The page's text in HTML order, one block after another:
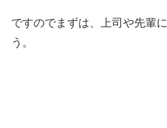
ですのでまずは、上司や先輩
う。